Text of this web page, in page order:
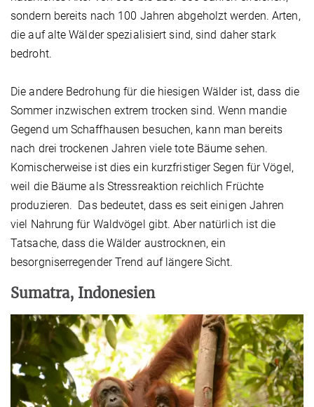
sondern bereits nach 100 Jahren abgeholzt werden. Arten,
die auf alte Wälder spezialisiert sind, sind daher stark
bedroht.
Die andere Bedrohung für die hiesigen Wälder ist, dass die
Sommer inzwischen extrem trocken sind. Wenn mandie
Gegend um Schaffhausen besuchen, kann man bereits
nach drei trockenen Jahren viele tote Bäume sehen.
Komischerweise ist dies ein kurzfristiger Segen für Vögel,
weil die Bäume als Stressreaktion reichlich Früchte
produzieren. Das bedeutet, dass es seit einigen Jahren
viel Nahrung für Waldvögel gibt. Aber natürlich ist die
Tatsache, dass die Wälder austrocknen, ein
besorgniserregender Trend auf längere Sicht.
Sumatra, Indonesien